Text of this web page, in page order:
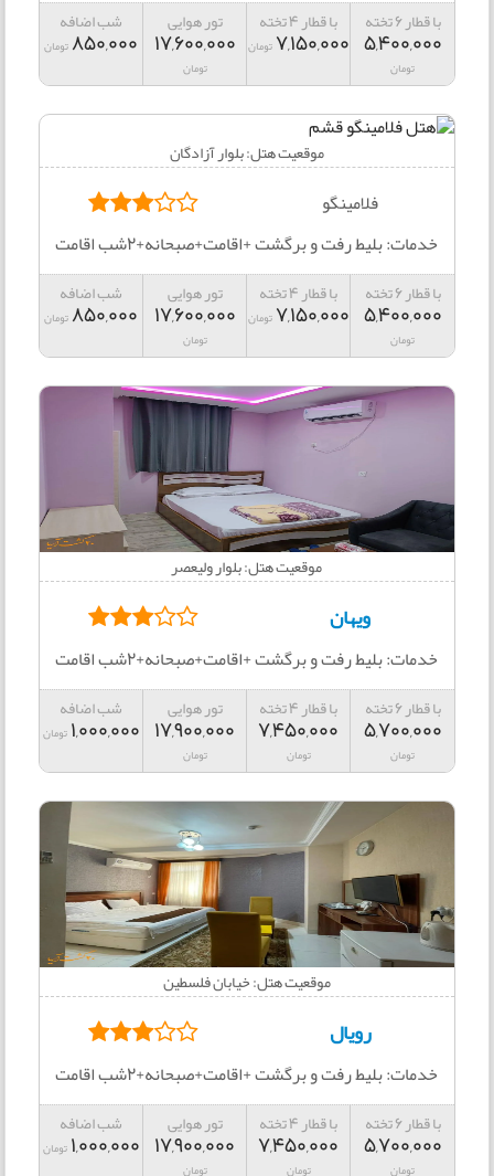
با قطار 6 تخته
5,400,000
تومان
با قطار 4 تخته
7,150,000 تومان
تور هوایی
17,600,000
تومان
شب اضافه
850,000 تومان
موقعیت هتل: بلوار آزادگان
فلامینگو
خدمات: بلیط رفت و برگشت +اقامت+صبحانه+2شب اقامت
با قطار 6 تخته
5,400,000
تومان
با قطار 4 تخته
7,150,000 تومان
تور هوایی
17,600,000
تومان
شب اضافه
850,000 تومان
موقعیت هتل: بلوار ولیعصر
ویهان
خدمات: بلیط رفت و برگشت +اقامت+صبحانه+2شب اقامت
با قطار 6 تخته
5,700,000
تومان
با قطار 4 تخته
7,450,000
تومان
تور هوایی
17,900,000
تومان
شب اضافه
1,000,000 تومان
موقعیت هتل: خیابان فلسطین
رویال
خدمات: بلیط رفت و برگشت +اقامت+صبحانه+2شب اقامت
با قطار 6 تخته
5,700,000
تومان
با قطار 4 تخته
7,450,000
تومان
تور هوایی
17,900,000
تومان
شب اضافه
1,000,000 تومان